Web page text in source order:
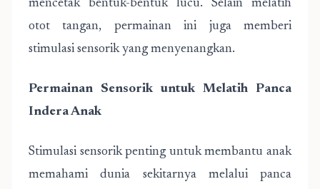
mencetak bentuk-bentuk lucu. Selain melatih
otot tangan, permainan ini juga memberi
stimulasi sensorik yang menyenangkan.
Permainan Sensorik untuk Melatih Panca
Indera Anak
Stimulasi sensorik penting untuk membantu anak
memahami dunia sekitarnya melalui panca